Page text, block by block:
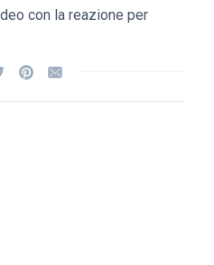
con la reazione per